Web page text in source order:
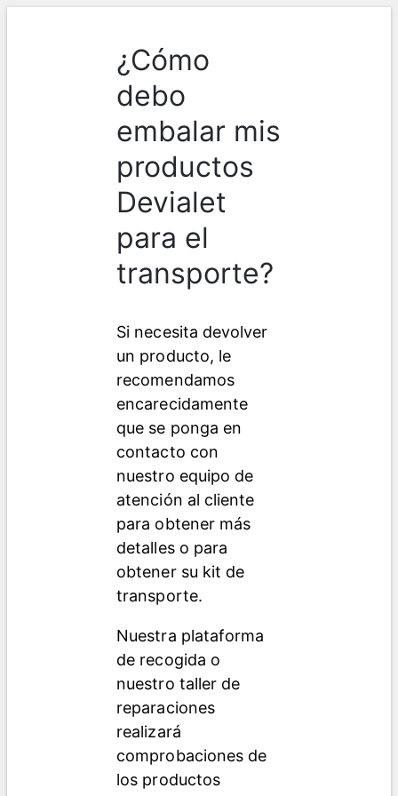
¿Cómo
debo
embalar mis
productos
Devialet
para el
transporte?
Si necesita devolver
un producto, le
recomendamos
encarecidamente
que se ponga en
contacto con
nuestro equipo de
atención al cliente
para obtener más
detalles o para
obtener su kit de
transporte.
Nuestra plataforma
de recogida o
nuestro taller de
reparaciones
realizará
comprobaciones de
los productos